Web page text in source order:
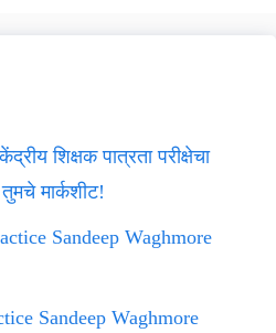
शिक्षक पात्रता परीक्षेचा
मार्कशीट!
Sandeep Waghmore
Sandeep Waghmore